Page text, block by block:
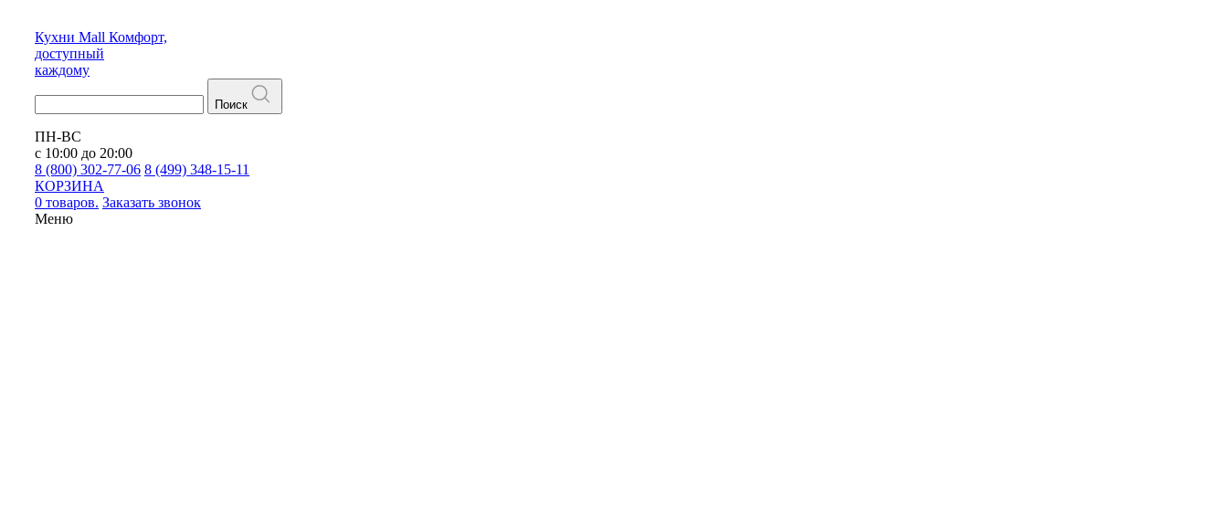
Кухни Mall Комфорт,
доступный
каждому
Поиск
ПН-ВС
с 10:00 до 20:00
8 (800) 302-77-06 8 (499) 348-15-11
КОРЗИНА
0 товаров. Заказать звонок
Меню